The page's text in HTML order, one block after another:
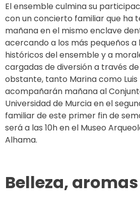
El ensemble culmina su
con un concierto familiar que ha
mañana en el mismo enclave
acercando a los más pequeños
históricos del ensemble y a
cargadas de diversión a través de
obstante, tanto Marina como Luis
acompañarán mañana al
Universidad de Murcia en el
familiar de este primer fin de
será a las 10h en el Museo
Alhama.
Belleza,